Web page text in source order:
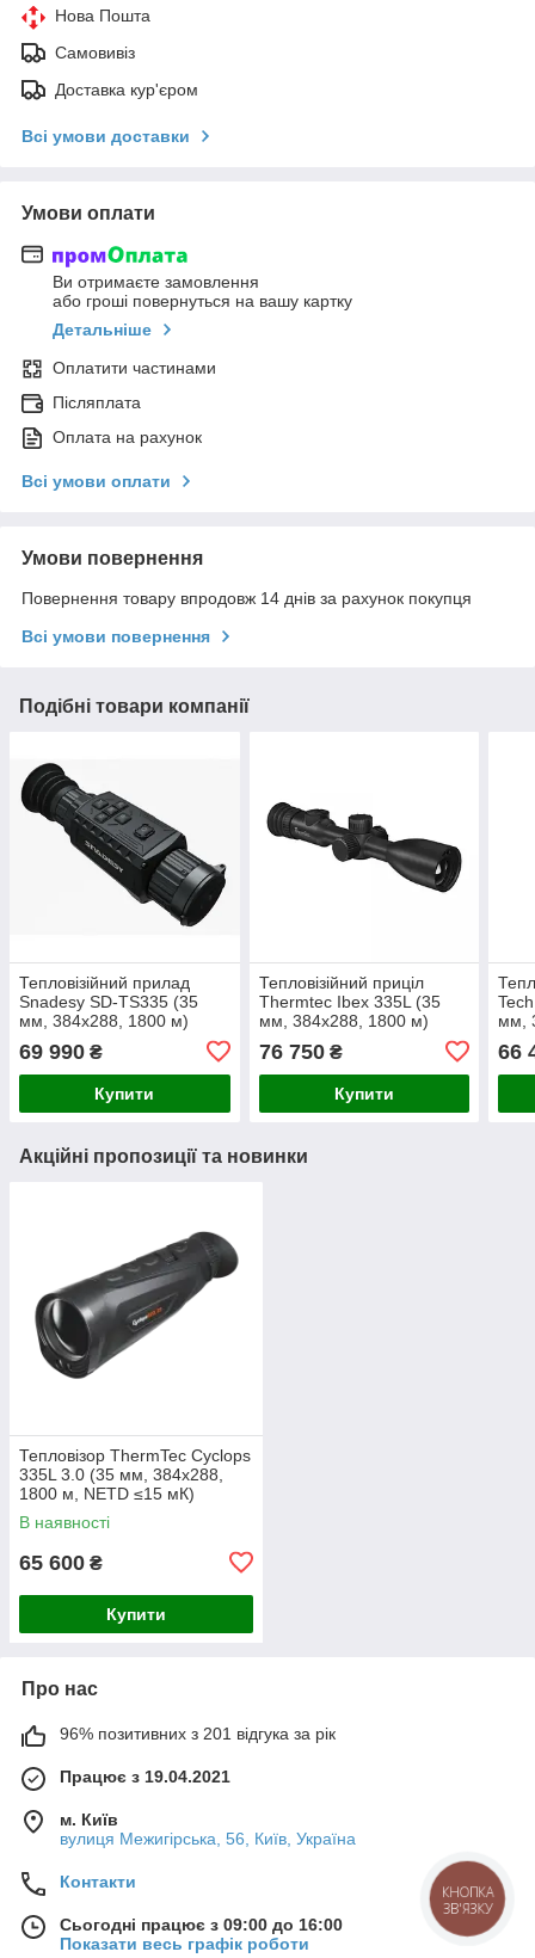
Нова Пошта
Самовивіз
Доставка кур'єром
Всі умови доставки
Умови оплати
Ви отримаєте замовлення
або гроші повернуться на вашу картку
Детальніше
Оплатити частинами
Післяплата
Оплата на рахунок
Всі умови оплати
Умови повернення
Повернення товару впродовж 14 днів за рахунок покупця
Всі умови повернення
Подібні товари компанії
Тепловізійний прилад
Snadesy SD-TS335 (35
мм, 384х288, 1800 м)
69 990 ₴
Купити
Тепловізійний приціл
Thermtec Ibex 335L (35
мм, 384х288, 1800 м)
76 750₴
Купити
мм,
66
Акційні пропозиції та новинки
Тепловізор ThermTec Cyclops
335L 3.0 (35 мм, 384x288,
1800 м, NETD ≤15 мК)
В наявності
65 600 ₴
Купити
Про нас
96% позитивних з 201 відгука за рік
Працює з 19.04.2021
м. Київ
вулиця Межигірська, 56, Київ, Україна
Контакти
Сьогодні працює з 09:00 до 16:00
Показати весь графік роботи
КНОПКА
ЗВ'ЯЗКУ